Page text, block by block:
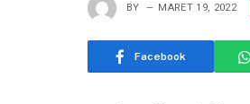
BY MARET 19, 2022
Facebook